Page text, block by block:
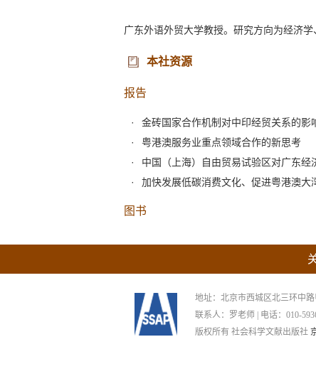
广东外语外贸大学教授。研究方向为经济
本社资源
报告
金砖国家合作机制对中印经贸关系的影
粤港澳服务业重点领域合作的新思考
中国（上海）自由贸易试验区对广东经
加快发展低碳消费文化、促进粤港澳大
图书
地址：北京市西城区北三环中
联系人：罗老师 | 电话：010-
版权所有 社会科学文献出版社